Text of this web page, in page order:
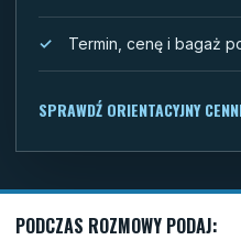
Termin, cenę i bagaż
SPRAWDŹ ORIENTACYJNY
PODCZAS ROZMOWY PODAJ: